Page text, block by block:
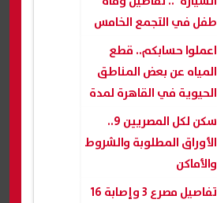
طفل في التجمع الخامس
اعملوا حسابكم.. قطع
المياه عن بعض المناطق
الحيوية في القاهرة لمدة
8 ساعات
سكن لكل المصريين 9..
الأوراق المطلوبة والشروط
والأماكن
تفاصيل مصرع 3 وإصابة 16